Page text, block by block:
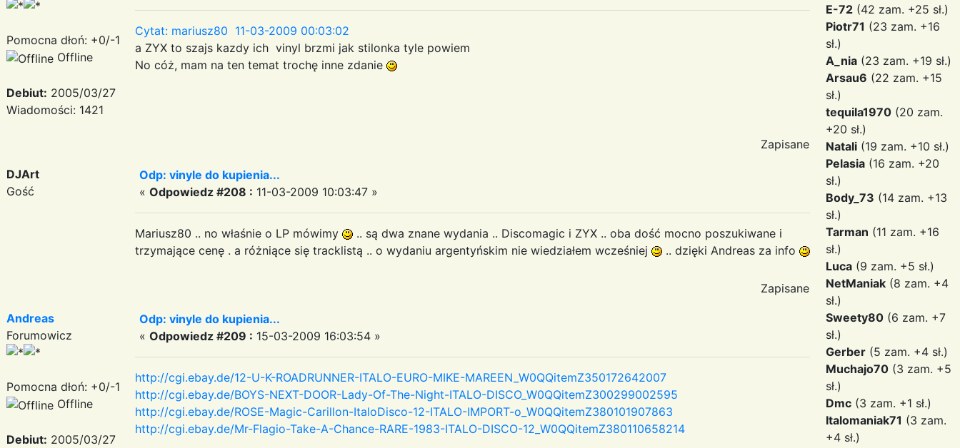
Pomocna dłoń: +0/-1
Offline
Debiut: 2005/03/27
Wiadomości: 1421
Cytat: mariusz80 11-03-2009 00:03:02
a ZYX to szajs kazdy ich vinyl brzmi jak stilonka tyle powiem
No cóż, mam na ten temat trochę inne zdanie
Zapisane
DJArt
Gość
Odp: vinyle do kupienia...
« Odpowiedz #208 : 11-03-2009 10:03:47 »
Mariusz80 .. no właśnie o LP mówimy
.. są dwa znane wydania .. Discomagic i ZYX .. oba dość mocno poszukiwane i
trzymające cenę . a różniące się tracklistą .. o wydaniu argentyńskim nie wiedziałem wcześniej
.. dzięki Andreas za info
Zapisane
Andreas
Forumowicz
Pomocna dłoń: +0/-1
Offline
Debiut: 2005/03/27
Odp: vinyle do kupienia...
« Odpowiedz #209 : 15-03-2009 16:03:54 »
http://cgi.ebay.de/12-U-K-ROADRUNNER-ITALO-EURO-MIKE-MAREEN_W0QQitemZ350172642007
http://cgi.ebay.de/BOYS-NEXT-DOOR-Lady-Of-The-Night-ITALO-DISCO_W0QQitemZ300299002595
http://cgi.ebay.de/ROSE-Magic-Carillon-ItaloDisco-12-ITALO-IMPORT-o_W0QQitemZ380101907863
http://cgi.ebay.de/Mr-Flagio-Take-A-Chance-RARE-1983-ITALO-DISCO-12_W0QQitemZ380110658214
E-72 (42 zam. +25 sł.)
Piotr71 (23 zam. +16
sł.)
A_nia (23 zam. +19 sł.)
Arsau6 (22 zam. +15
sł.)
tequila1970 (20 zam.
+20 sł.)
Natali (19 zam. +10 sł.)
Pelasia (16 zam. +20
sł.)
Body_73 (14 zam. +13
sł.)
Tarman (11 zam. +16
sł.)
Luca (9 zam. +5 sł.)
NetManiak (8 zam. +4
sł.)
Sweety80 (6 zam. +7
sł.)
Gerber (5 zam. +4 sł.)
Muchajo70 (3 zam. +5
sł.)
Dmc (3 zam. +1 sł.)
Italomaniak71 (3 zam.
+4 sł.)